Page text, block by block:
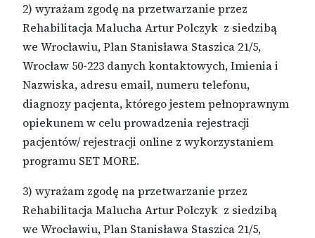
2) wyrażam zgodę na przetwarzanie przez
Rehabilitacja Malucha Artur Polczyk z siedzibą
we Wrocławiu, Plan Stanisława Staszica 21/5,
Wrocław 50-223 danych kontaktowych, Imienia i
Nazwiska, adresu email, numeru telefonu,
diagnozy pacjenta, którego jestem pełnoprawnym
opiekunem w celu prowadzenia rejestracji
pacjentów/ rejestracji online z wykorzystaniem
programu SET MORE.
3) wyrażam zgodę na przetwarzanie przez
Rehabilitacja Malucha Artur Polczyk z siedzibą
we Wrocławiu, Plan Stanisława Staszica 21/5,